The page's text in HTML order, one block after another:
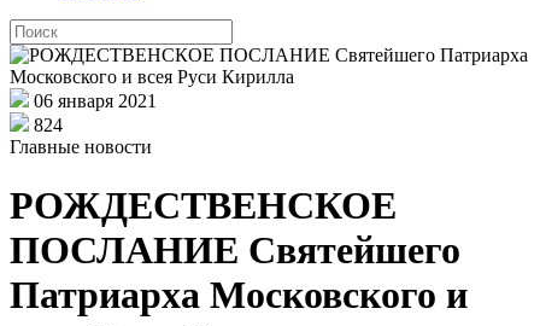
06 января 2021
824
Главные новости
РОЖДЕСТВЕНСКОЕ
ПОСЛАНИЕ Святейшего
Патриарха Московского и